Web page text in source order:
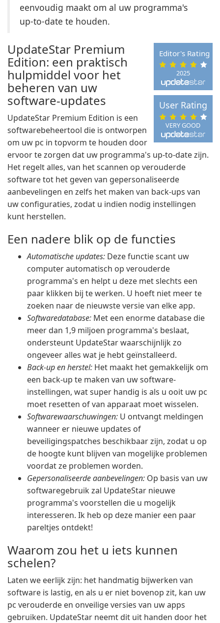
eenvoudig maakt om al uw programma's
up-to-date te houden.
2025
Editor's Rating
VERY GOOD
User Rating
UpdateStar Premium
Edition: een praktisch
hulpmiddel voor het
beheren van uw
software-updates
UpdateStar Premium Edition is een
softwarebeheertool die is ontworpen
om uw pc in topvorm te houden door
ervoor te zorgen dat uw programma's up-to-date zijn.
Het regelt alles, van het scannen op verouderde
software tot het geven van gepersonaliseerde
aanbevelingen en zelfs het maken van back-ups van
uw configuraties, zodat u indien nodig instellingen
kunt herstellen.
Een nadere blik op de functies
Automatische updates: Deze functie scant uw
computer automatisch op verouderde
programma's en helpt u deze met slechts een
paar klikken bij te werken. U hoeft niet meer te
zoeken naar de nieuwste versie van elke app.
Softwaredatabase: Met een enorme database die
meer dan 1,9 miljoen programma's beslaat,
ondersteunt UpdateStar waarschijnlijk zo
ongeveer alles wat je hebt geïnstalleerd.
Back-up en herstel: Het maakt het gemakkelijk om
een back-up te maken van uw software-
instellingen, wat super handig is als u ooit uw pc
moet resetten of van apparaat moet wisselen.
Softwarewaarschuwingen: U ontvangt meldingen
wanneer er nieuwe updates of
beveiligingspatches beschikbaar zijn, zodat u op
de hoogte kunt blijven van mogelijke problemen
voordat ze problemen worden.
Gepersonaliseerde aanbevelingen: Op basis van uw
softwaregebruik zal UpdateStar nieuwe
programma's voorstellen die u mogelijk
interesseren. Ik heb op deze manier een paar
pareltjes ontdekt!
Waarom zou het u iets kunnen
schelen?
Laten we eerlijk zijn: het handmatig bijwerken van
software is lastig, en als u er niet bovenop zit, kan uw
pc verouderde en onveilige versies van uw apps
gebruiken. UpdateStar neemt dit uit handen door het